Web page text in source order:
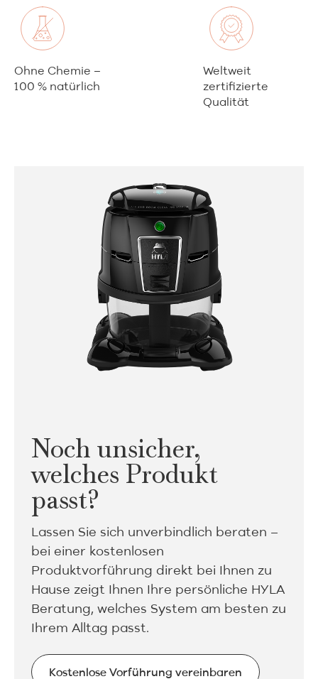
Ohne Chemie –
100 % natürlich
Weltweit
zertifizierte
Qualität
Noch unsicher,
welches Produkt
passt?
Lassen Sie sich unverbindlich beraten –
bei einer kostenlosen
Produktvorführung direkt bei Ihnen zu
Hause zeigt Ihnen Ihre persönliche HYLA
Beratung, welches System am besten zu
Ihrem Alltag passt.
Kostenlose Vorführung vereinbaren